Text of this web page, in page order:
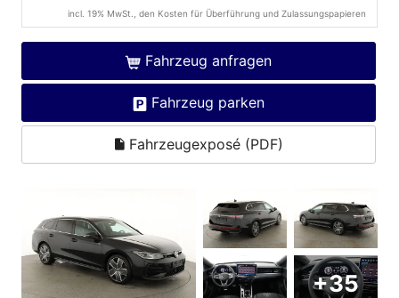
incl. 19% MwSt., den Kosten für Überführung und Zulassungspapieren
Fahrzeug anfragen
Fahrzeug parken
Fahrzeugexposé (PDF)
+35